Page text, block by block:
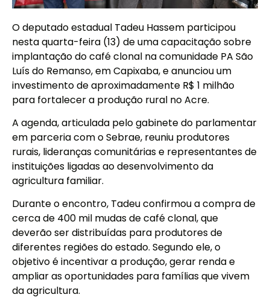
O deputado estadual Tadeu Hassem participou
nesta quarta-feira (13) de uma capacitação sobre
implantação do café clonal na comunidade PA São
Luís do Remanso, em Capixaba, e anunciou um
investimento de aproximadamente R$ 1 milhão
para fortalecer a produção rural no Acre.
A agenda, articulada pelo gabinete do parlamentar
em parceria com o Sebrae, reuniu produtores
rurais, lideranças comunitárias e representantes de
instituições ligadas ao desenvolvimento da
agricultura familiar.
Durante o encontro, Tadeu confirmou a compra de
cerca de 400 mil mudas de café clonal, que
deverão ser distribuídas para produtores de
diferentes regiões do estado. Segundo ele, o
objetivo é incentivar a produção, gerar renda e
ampliar as oportunidades para famílias que vivem
da agricultura.